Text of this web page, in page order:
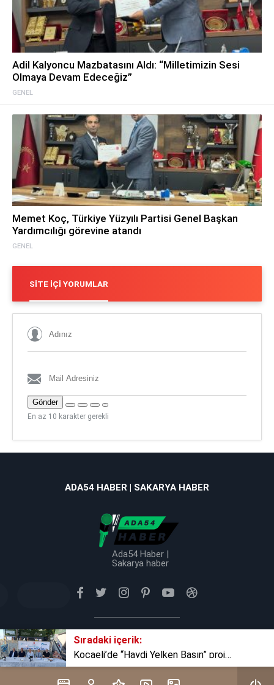
Sıradaki içerik:
Kocaeli’de “Haydi Yelken Basın” projesi tanıtıldı
GENEL
Adil Kalyoncu Mazbatasını Aldı: “Milletimizin Sesi
Olmaya Devam Edeceğiz”
GENEL
Memet Koç, Türkiye Yüzyılı Partisi Genel Başkan
Yardımcılığı görevine atandı
SITE İÇI YORUMLAR
Gönder
En az 10 karakter gerekli
ADA54 HABER | SAKARYA HABER
Ada54 Haber |
Sakarya haber
Tüm Hakkı Saklıdır © 2025 TB Haber Medya